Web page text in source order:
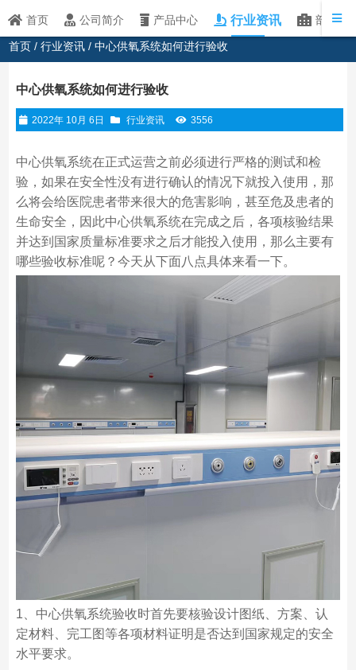
首页 公司简介 产品中心 行业资讯 部分客
首页 /行业资讯 / 中心供氧系统如何进行验收
中心供氧系统如何进行验收
2022年 10月 6日 行业资讯 3556
中心供氧系统在正式运营之前必须进行严格的测试和检
验，如果在安全性没有进行确认的情况下就投入使用，那
么将会给医院患者带来很大的危害影响，甚至危及患者的
生命安全，因此中心供氧系统在完成之后，各项核验结果
并达到国家质量标准要求之后才能投入使用，那么主要有
哪些验收标准呢？今天从下面八点具体来看一下。
1、中心供氧系统验收时首先要核验设计图纸、方案、认
定材料、完工图等各项材料证明是否达到国家规定的安全
水平要求。